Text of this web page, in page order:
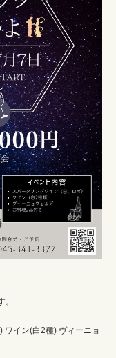
ワイン(白2種) ヴィーニョ